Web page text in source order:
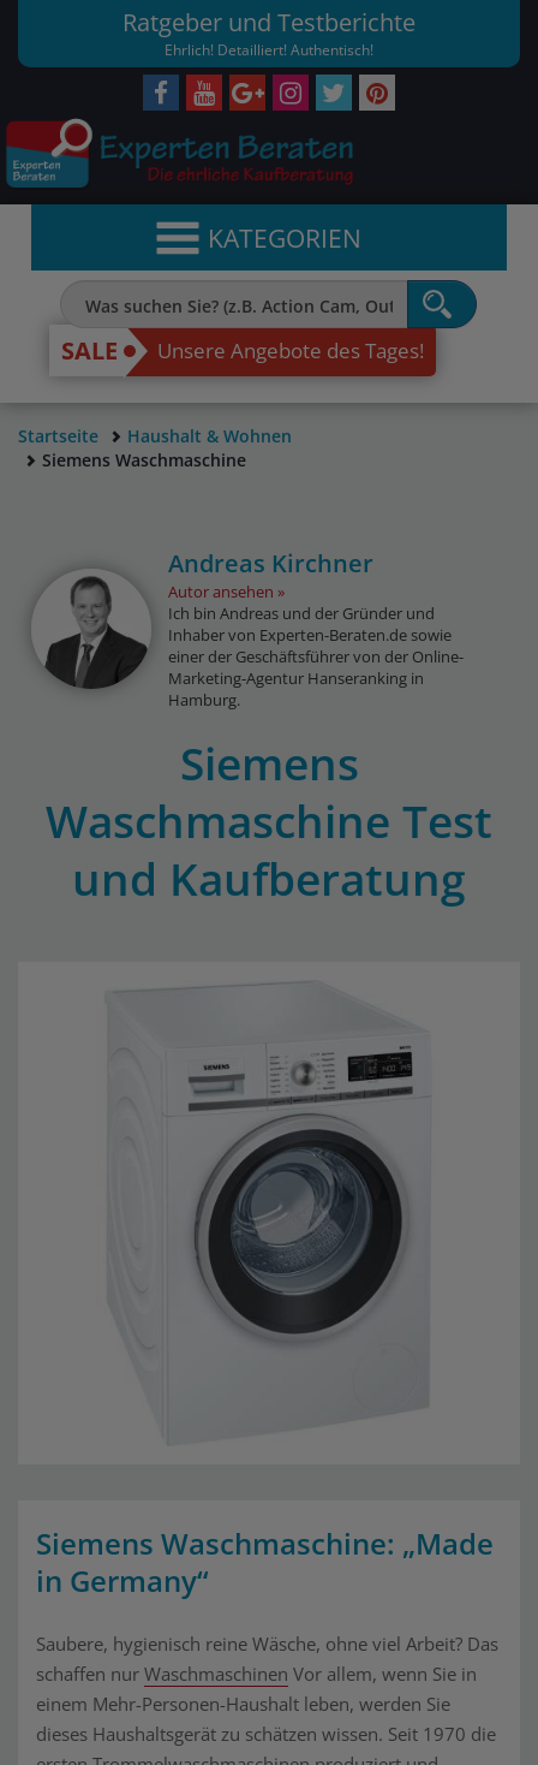
Ratgeber und Testberichte
Ehrlich! Detailliert! Authentisch!
KATEGORIEN
SALE Unsere Angebote des Tages!
Startseite
Haushalt & Wohnen
Siemens Waschmaschine
Andreas Kirchner
Autor ansehen
Ich bin Andreas und der Gründer und
Inhaber von Experten-Beraten.de sowie
einer der Geschäftsführer von der Online-
Marketing-Agentur Hanseranking in
Hamburg.
Siemens
Waschmaschine Test
und Kaufberatung
Siemens Waschmaschine: „Made
in Germany“
Saubere, hygienisch reine Wäsche, ohne viel Arbeit? Das
schaffen nur Waschmaschinen Vor allem, wenn Sie in
einem Mehr-Personen-Haushalt leben, werden Sie
dieses Haushaltsgerät zu schätzen wissen. Seit 1970 die